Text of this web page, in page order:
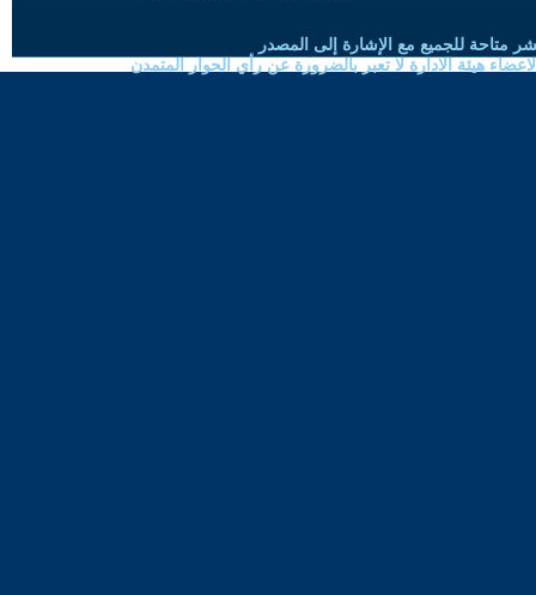
متاحة للجميع مع الإشارة إلى المصدر
هيئة الادارة لا تعبر بالضرورة عن رأي الحوار المتمدن